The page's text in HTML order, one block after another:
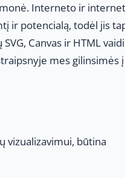
Interneto ir
ir potencialą, todėl jis
Canvas ir HTML
mes gilinsimės
vizualizavimui, būtina